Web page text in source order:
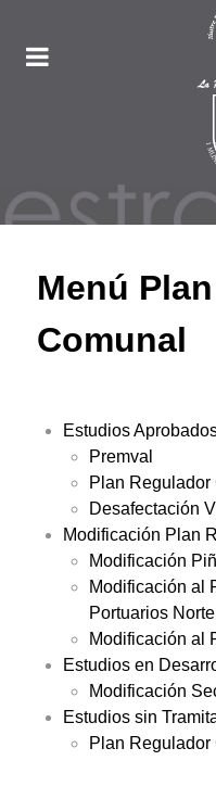
Menú
Comunal
Estudios
Premval
Plan Regulador
Desafectación
Modificación Plan
Modificación
Modificación al
Portuarios
Modificación al
Estudios en
Modificación
Estudios sin
Plan Regulador